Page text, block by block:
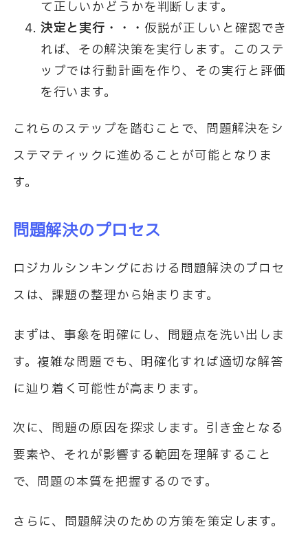
て正しいかどうかを判断します。
決定と実行・・・ 仮説が正しいと確認でき
れば、その解決策を実行します。このステ
ップでは行動計画を作り、その実行と評価
を行います。
これらのステップを踏むことで、問題解決をシ
ステマティックに進めることが可能となりま
す。
問題解決のプロセス
ロジカルシンキングにおける問題解決のプロセ
スは、課題の整理から始まります。
まずは、事象を明確にし、問題点を洗い出しま
す。複雑な問題でも、明確化すれば適切な解答
に辿り着く可能性が高まります。
次に、問題の原因を探求します。引き金となる
要素や、それが影響する範囲を理解すること
で、問題の本質を把握するのです。
さらに、問題解決のための方策を策定します。